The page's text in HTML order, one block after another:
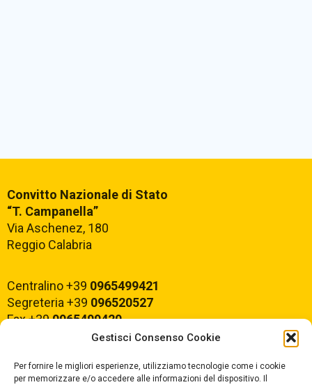
Gestisci Consenso Cookie
Per fornire le migliori esperienze, utilizziamo tecnologie come i cookie
per memorizzare e/o accedere alle informazioni del dispositivo. Il
Convitto Nazionale di Stato
“T. Campanella”
Via Aschenez, 180
Reggio Calabria
Centralino +39 0965499421
Segreteria +39 096520527
Fax +390965499420
E-mail: rcvc010005@istruzione.it
PEC:rcvc010005@pec.istruzione.it